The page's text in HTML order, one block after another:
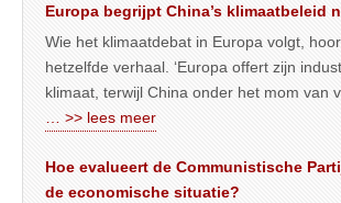
Europa begrijpt China’s klimaatbeleid
Wie het klimaatdebat in Europa volgt,
hetzelfde verhaal. ‘Europa offert zijn
klimaat, terwijl China onder het mom van
… >> lees meer
Hoe evalueert de Communistische
de economische situatie?